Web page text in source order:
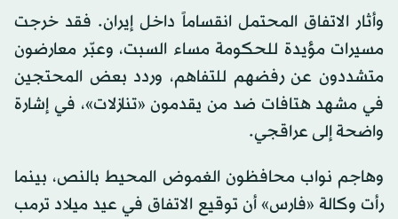
وأثار الاتفاق المحتمل انقساماً داخل إيران. فقد خرجت
مسيرات مؤيدة للحكومة مساء السبت، وعبّر معارضون
متشددون عن رفضهم للتفاهم، وردد بعض المحتجين
في مشهد هتافات ضد من يقدمون «تنازلات»، في إشارة
واضحة إلى عراقجي.
وهاجم نواب محافظون الغموض المحيط بالنص، بينما
رأت وكالة «فارس» أن توقيع الاتفاق في عيد ميلاد ترمب